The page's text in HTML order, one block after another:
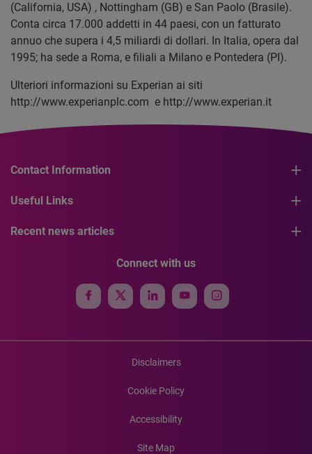
(California, USA) , Nottingham (GB) e San Paolo (Brasile).
Conta circa 17.000 addetti in 44 paesi, con un fatturato
annuo che supera i 4,5 miliardi di dollari. In Italia, opera dal
1995; ha sede a Roma, e filiali a Milano e Pontedera (PI).
Ulteriori informazioni su Experian ai siti
http://www.experianplc.com e http://www.experian.it
Contact Information
Useful Links
Recent news articles
Connect with us
Disclaimers
Cookie Policy
Accessibility
Site Map